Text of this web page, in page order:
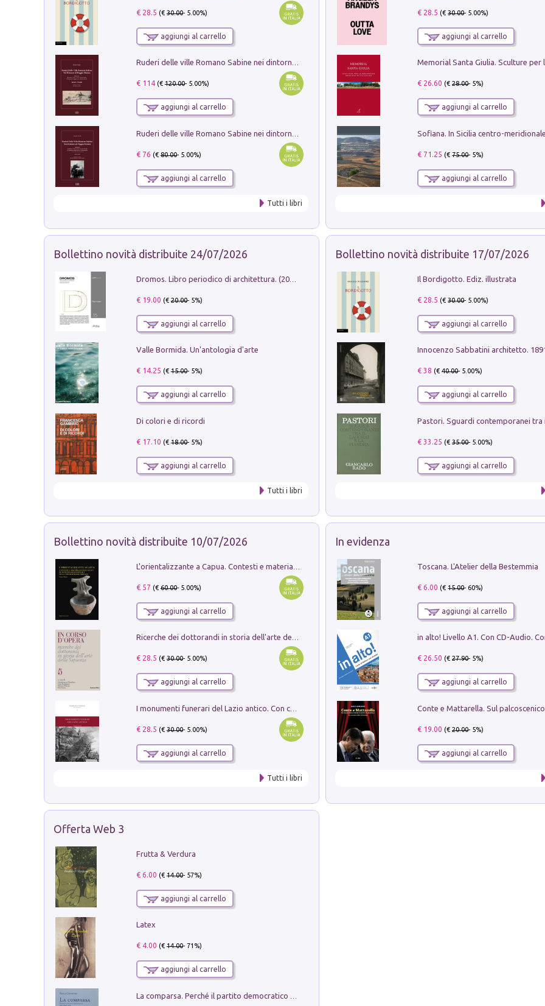
€ 28.5 (€30.00- 5.00%)
aggiungi al carrello
Ruderi delle ville Romano Sabine nei dintorni di Poggio Mirteto. Illustrati dal dott.re prof.re cav.re Ercole Nardi regio ispettore degli scavi e monumenti. Anno 1885. Tavole e studio. Con 25 tavole fuori testo in cartella editoriale
€ 114(€120.00- 5.00%)
aggiungi al carrello
€ 76 (€80.00- 5.00%)
aggiungi al carrello
Tutti i libri
€ 28.5 (€30.00- 5.00%)
aggiungi al carrello
€ 26.60 (€28.00- 5%)
aggiungi al carrello
€ 71.25 (€75.00- 5%)
aggiungi al carrello
Bollettino novità distribuite 24/07/2026
Dromos. Libro periodico di architettura. (2026). Vol. 15: Post-model
€ 19.00 (€20.00- 5%)
aggiungi al carrello
Valle Bormida. Un'antologia d'arte
€ 14.25 (€15.00- 5%)
aggiungi al carrello
Di colori e di ricordi
€ 17.10 (€18.00- 5%)
aggiungi al carrello
Tutti i libri
Bollettino novità distribuite 17/07/2026
Il Bordigotto. Ediz. illustrata
€ 28.5 (€30.00- 5.00%)
aggiungi al carrello
Innocenzo Sabbatini architetto.
€ 38 (€40.00- 5.00%)
aggiungi al carrello
€ 33.25 (€35.00- 5.00%)
aggiungi al carrello
Bollettino novità distribuite 10/07/2026
€ 57 (€60.00- 5.00%)
aggiungi al carrello
Ricerche dei dottorandi in storia dell'arte della Sapienza
€ 28.5 (€30.00- 5.00%)
aggiungi al carrello
I monumenti funerari del Lazio antico. Con cartella con tavole
€ 28.5 (€30.00- 5.00%)
aggiungi al carrello
Tutti i libri
In evidenza
Toscana. L'Atelier della Bestemmia
€ 6.00 (€15.00- 60%)
aggiungi al carrello
€ 26.50 (€27.90- 5%)
aggiungi al carrello
€ 19.00 (€20.00- 5%)
aggiungi al carrello
Offerta Web 3
Frutta & Verdura
€ 6.00 (€14.00- 57%)
aggiungi al carrello
Latex
€ 4.00 (€14.00- 71%)
aggiungi al carrello